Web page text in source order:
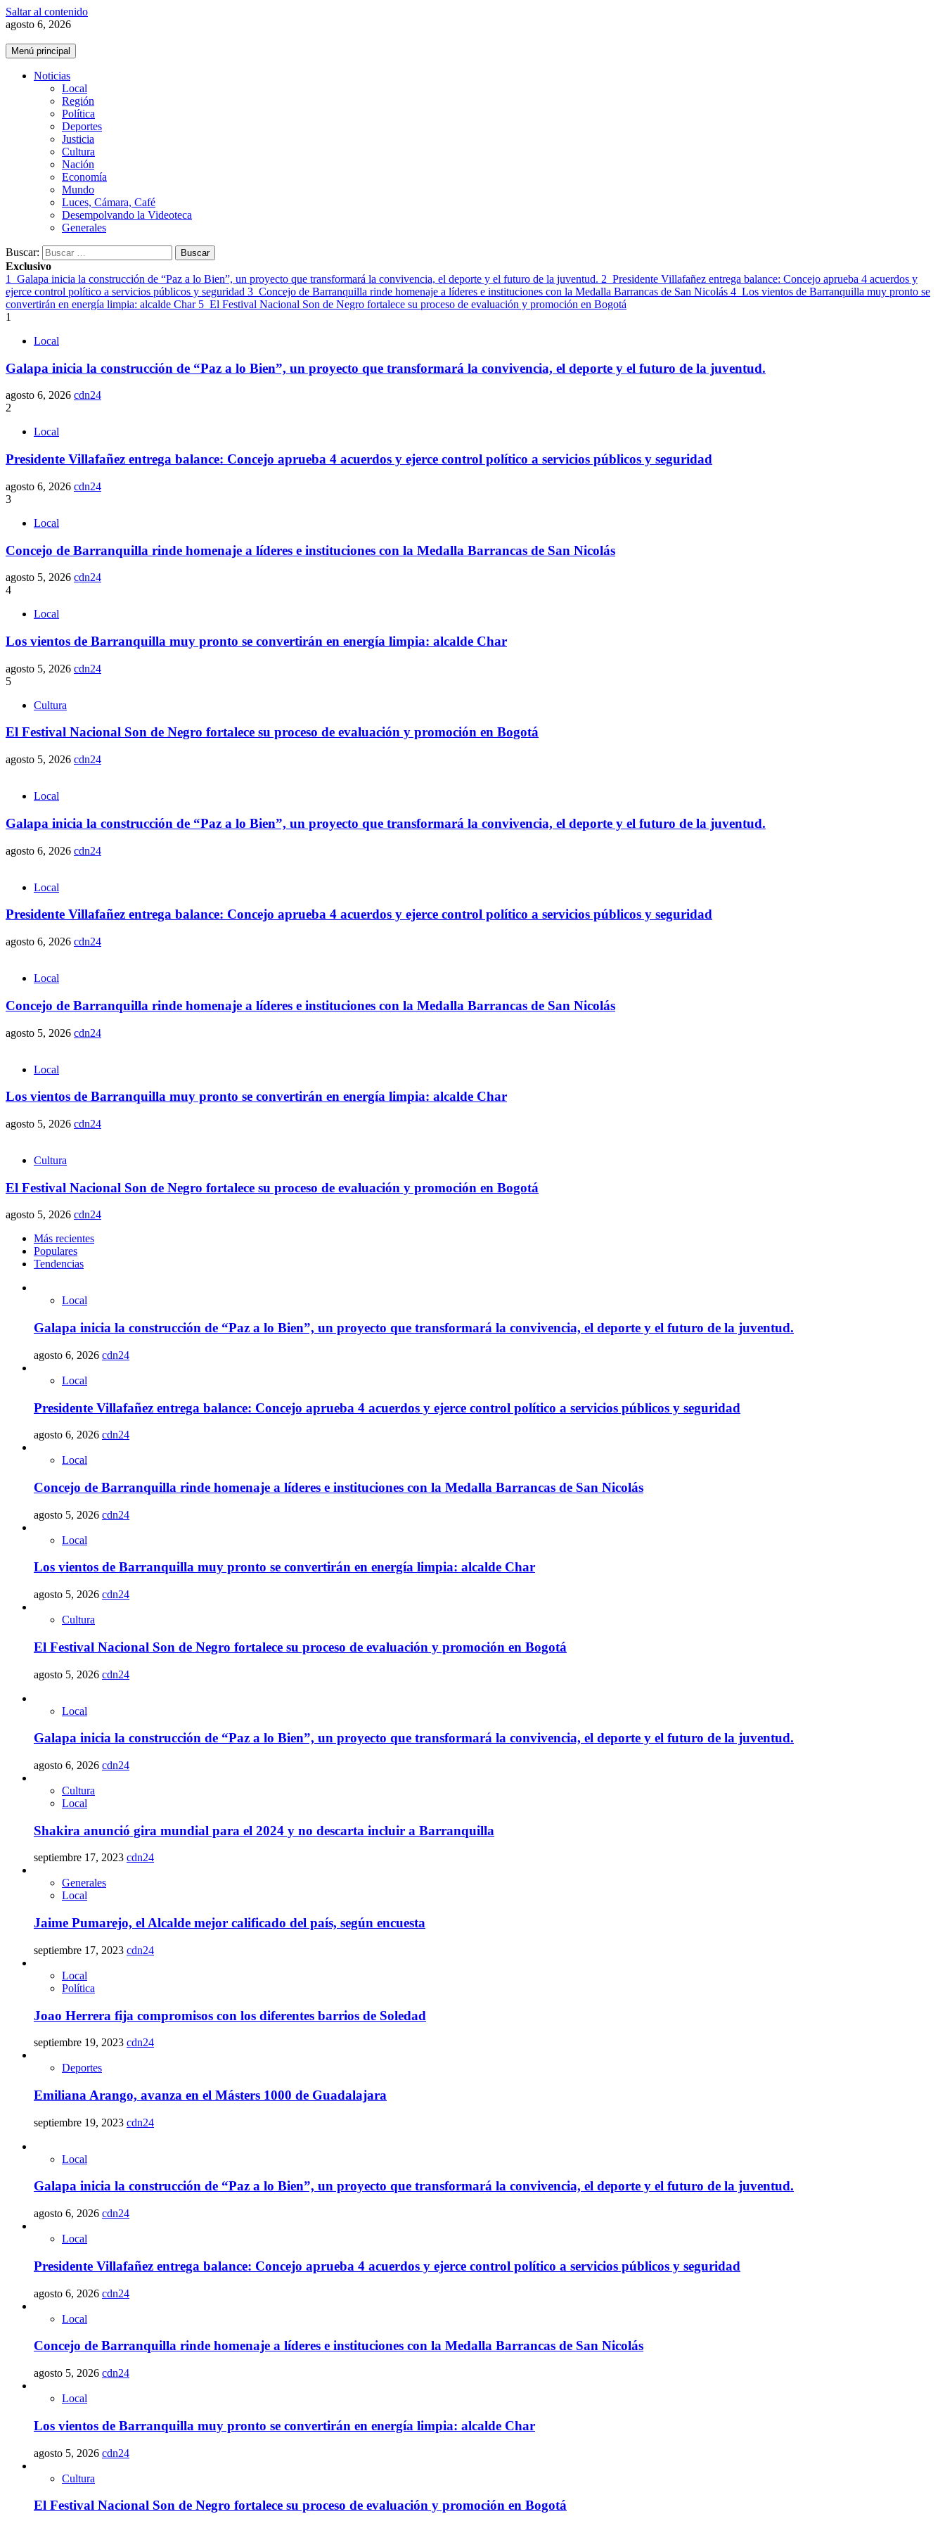
Saltar al contenido
agosto 6, 2026
Menú principal
Noticias
Local
Región
Política
Deportes
Justicia
Cultura
Nación
Economía
Mundo
Luces, Cámara, Café
Desempolvando la Videoteca
Generales
Buscar:
Exclusivo
1
Galapa inicia la construcción de “Paz a lo Bien”, un proyecto que transformará la convivencia, el deporte y el futuro de la juventud. 2 Presidente Villafañez entrega balance: Concejo aprueba 4 acuerdos y
ejerce control político a servicios públicos y seguridad 3 Concejo de Barranquilla rinde homenaje a líderes e instituciones con la Medalla Barrancas de San Nicolás 4 Los vientos de Barranquilla muy pronto se
convertirán en energía limpia: alcalde Char 5 El Festival Nacional Son de Negro fortalece su proceso de evaluación y promoción en Bogotá
1
Local
Galapa inicia la construcción de “Paz a lo Bien”, un proyecto que transformará la convivencia, el deporte y el futuro de la juventud.
agosto 6, 2026 cdn24
2
Local
Presidente Villafañez entrega balance: Concejo aprueba 4 acuerdos y ejerce control político a servicios públicos y seguridad
agosto 6, 2026 cdn24
3
Local
Concejo de Barranquilla rinde homenaje a líderes e instituciones con la Medalla Barrancas de San Nicolás
agosto 5, 2026 cdn24
4
Local
Los vientos de Barranquilla muy pronto se convertirán en energía limpia: alcalde Char
agosto 5, 2026 cdn24
5
Cultura
El Festival Nacional Son de Negro fortalece su proceso de evaluación y promoción en Bogotá
agosto 5, 2026 cdn24
Local
Galapa inicia la construcción de “Paz a lo Bien”, un proyecto que transformará la convivencia, el deporte y el futuro de la juventud.
agosto 6, 2026 cdn24
Local
Presidente Villafañez entrega balance: Concejo aprueba 4 acuerdos y ejerce control político a servicios públicos y seguridad
agosto 6, 2026 cdn24
Local
Concejo de Barranquilla rinde homenaje a líderes e instituciones con la Medalla Barrancas de San Nicolás
agosto 5, 2026 cdn24
Local
Los vientos de Barranquilla muy pronto se convertirán en energía limpia: alcalde Char
agosto 5, 2026 cdn24
Cultura
El Festival Nacional Son de Negro fortalece su proceso de evaluación y promoción en Bogotá
agosto 5, 2026 cdn24
Más recientes
Populares
Tendencias
Local
Galapa inicia la construcción de “Paz a lo Bien”, un proyecto que transformará la convivencia, el deporte y el futuro de la juventud.
agosto 6, 2026 cdn24
Local
Presidente Villafañez entrega balance: Concejo aprueba 4 acuerdos y ejerce control político a servicios públicos y seguridad
agosto 6, 2026 cdn24
Local
Concejo de Barranquilla rinde homenaje a líderes e instituciones con la Medalla Barrancas de San Nicolás
agosto 5, 2026 cdn24
Local
Los vientos de Barranquilla muy pronto se convertirán en energía limpia: alcalde Char
agosto 5, 2026 cdn24
Cultura
El Festival Nacional Son de Negro fortalece su proceso de evaluación y promoción en Bogotá
agosto 5, 2026 cdn24
Local
Galapa inicia la construcción de “Paz a lo Bien”, un proyecto que transformará la convivencia, el deporte y el futuro de la juventud.
agosto 6, 2026 cdn24
Cultura
Local
Shakira anunció gira mundial para el 2024 y no descarta incluir a Barranquilla
septiembre 17, 2023 cdn24
Generales
Local
Jaime Pumarejo, el Alcalde mejor calificado del país, según encuesta
septiembre 17, 2023 cdn24
Local
Política
Joao Herrera fija compromisos con los diferentes barrios de Soledad
septiembre 19, 2023 cdn24
Deportes
Emiliana Arango, avanza en el Másters 1000 de Guadalajara
septiembre 19, 2023 cdn24
Local
Galapa inicia la construcción de “Paz a lo Bien”, un proyecto que transformará la convivencia, el deporte y el futuro de la juventud.
agosto 6, 2026 cdn24
Local
Presidente Villafañez entrega balance: Concejo aprueba 4 acuerdos y ejerce control político a servicios públicos y seguridad
agosto 6, 2026 cdn24
Local
Concejo de Barranquilla rinde homenaje a líderes e instituciones con la Medalla Barrancas de San Nicolás
agosto 5, 2026 cdn24
Local
Los vientos de Barranquilla muy pronto se convertirán en energía limpia: alcalde Char
agosto 5, 2026 cdn24
Cultura
El Festival Nacional Son de Negro fortalece su proceso de evaluación y promoción en Bogotá